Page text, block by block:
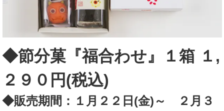
◆節分菓『福合わせ』１箱 １,
２９０円(税込)
◆販売期間：１月２２日(金)～ ２月３